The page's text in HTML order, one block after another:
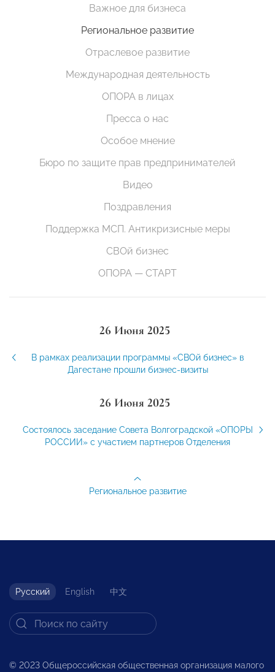
Важное для бизнеса
Региональное развитие
Отраслевое развитие
Международная деятельность
ОПОРА в лицах
Пресса о нас
Особое мнение
Бюро по защите прав предпринимателей
Видео
Поздравления
Поддержка МСП. Антикризисные меры
СВОй бизнес
ОПОРА — СТАРТ
26 Июня 2025
В рамках реализации программы «СВОй бизнес» в
Дагестане прошли бизнес-визиты
26 Июня 2025
Состоялось заседание Совета Волгоградской «ОПОРЫ
РОССИИ» с участием партнеров Отделения
Региональное развитие
Русский English 中文
© 2023 Общероссийская общественная организация малого